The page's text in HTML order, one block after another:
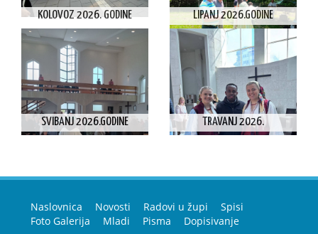
KOLOVOZ 2026. GODINE LIPANJ 2026.GODINE
SVIBANJ 2026.GODINE TRAVANJ 2026.
Naslovnica Novosti Radovi u župi
Spisi
Foto Galerija
Mladi Pisma Dopisivanje